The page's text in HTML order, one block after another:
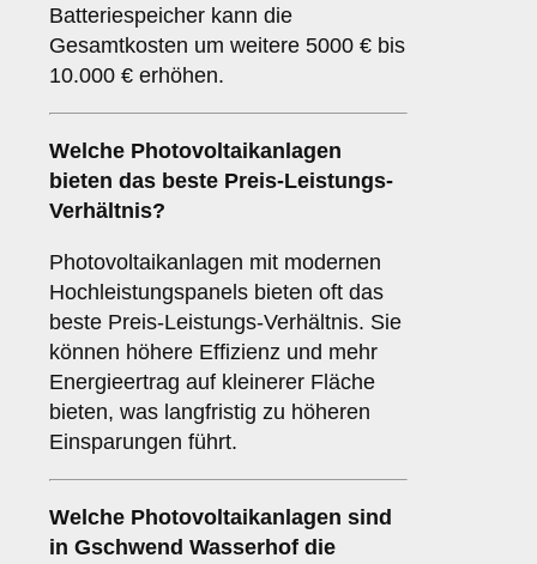
Batteriespeicher kann die
Gesamtkosten um weitere 5000 € bis
10.000 € erhöhen.
Welche Photovoltaikanlagen
bieten das beste Preis-Leistungs-
Verhältnis?
Photovoltaikanlagen mit modernen
Hochleistungspanels bieten oft das
beste Preis-Leistungs-Verhältnis. Sie
können höhere Effizienz und mehr
Energieertrag auf kleinerer Fläche
bieten, was langfristig zu höheren
Einsparungen führt.
Welche Photovoltaikanlagen sind
in Gschwend Wasserhof die